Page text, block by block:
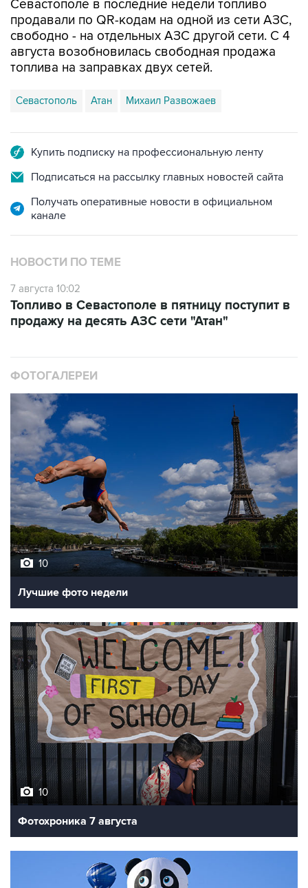
Севастополе в последние недели топливо
продавали по QR-кодам на одной из сети АЗС,
свободно - на отдельных АЗС другой сети. С 4
августа возобновилась свободная продажа
топлива на заправках двух сетей.
Севастополь Атан Михаил Развожаев
Купить подписку на профессиональную ленту
Подписаться на рассылку главных новостей сайта
Получать оперативные новости в официальном
канале
НОВОСТИ ПО ТЕМЕ
7 августа 10:02
Топливо в Севастополе в пятницу поступит в
продажу на десять АЗС сети "Атан"
ФОТОГАЛЕРЕИ
10
Лучшие фото недели
10
Фотохроника 7 августа